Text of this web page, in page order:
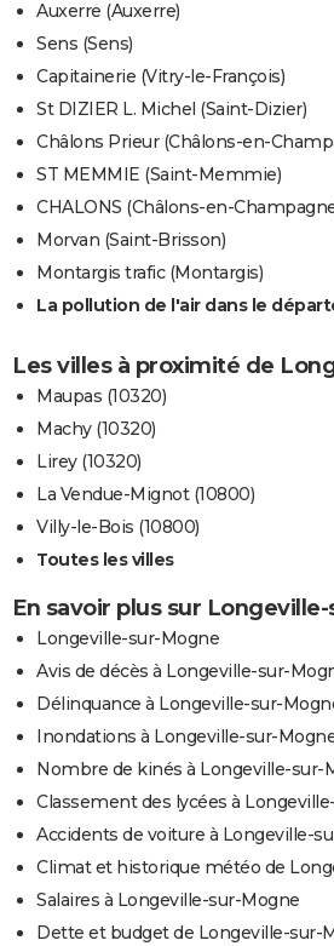
Auxerre (Auxerre)
Sens (Sens)
Capitainerie (Vitry-le-François)
St DIZIER L. Michel (Saint-Dizier)
Châlons Prieur (Châlons-en-
ST MEMMIE (Saint-Memmie)
CHALONS (Châlons-en-
Morvan (Saint-Brisson)
Montargis trafic (Montargis)
La pollution de l'air dans le
Les villes à proximité de
Maupas (10320)
Machy (10320)
Lirey (10320)
La Vendue-Mignot (10800)
Villy-le-Bois (10800)
Toutes les villes
En savoir plus sur
Longeville-sur-Mogne
Avis de décès à Longeville-sur-
Délinquance à Longeville-sur-
Inondations à Longeville-sur-
Nombre de kinés à Longeville-sur-
Classement des lycées à
Accidents de voiture à Longeville-
Climat et historique météo de
Salaires à Longeville-sur-Mogne
Dette et budget de Longeville-sur-